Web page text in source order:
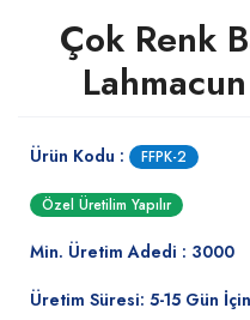
Çok Renk
Ürün Kodu : FFPK-2
Özel Üretilim Yapılır
Min. Üretim Adedi : 3000
Üretim Süresi: 5-15 Gün